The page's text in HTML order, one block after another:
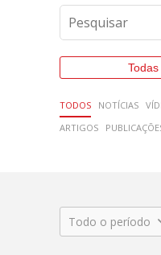
TODOS NOTÍCIAS
ARTIGOS
Todo o período